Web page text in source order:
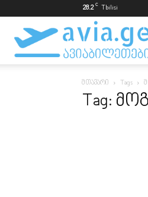
28.2 C Tbilisi
მთავარი Tags
Tag: